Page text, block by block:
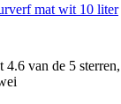
mat wit 10 liter
4.6 van de 5